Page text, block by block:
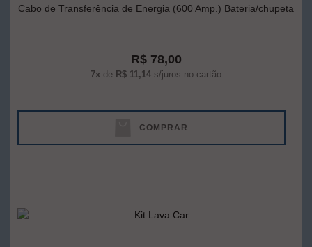
Cabo de Transferência de Energia (600 Amp.) Bateria/chupeta
R$ 78,00
7x de R$ 11,14 s/juros no cartão
COMPRAR